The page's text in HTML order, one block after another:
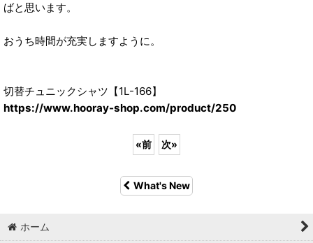
ばと思います。
おうち時間が充実しますように。
切替チュニックシャツ【1L-166】
https://www.hooray-shop.com/product/250
«前 次»
What's New
ホーム